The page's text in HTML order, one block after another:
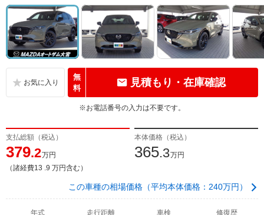
無
料
見積もり・在庫確認
※お電話番号の入力は不要です。
支払総額（税込）
379.2万円
（諸経費13 .9 万円含む）
本体価格（税込）
365.3万円
この車種の相場価格（平均本体価格：240万円）
年式 走行距離
車検
修復歴